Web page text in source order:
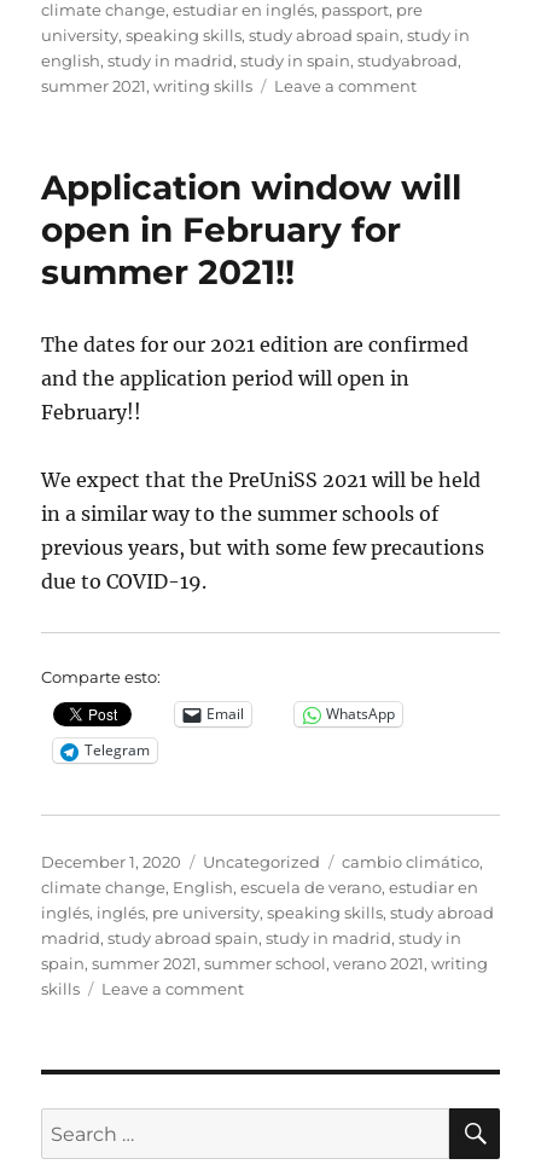
on
climate change,estudiar en inglés, passport, pre
university,speaking skills,study abroad spain,study in
english,study in madrid,study in spain,studyabroad,
summer 2021,writing skills Leave a commenton
for
Application window will
open in February for
summer 2021!!
The dates for our 2021 edition are confirmed
and the application period will open in
February!!
We expect that the PreUniSS 2021 will be held
in a similar way to the summer schools of
previous years, but with some few precautions
due to COVID-19.
Comparte esto:
Email
WhatsApp
Telegram
Posted
on
December 1, 2020 Categories
Uncategorized Tags
cambio climático,
climate change, English,escuela de verano,estudiar en
inglés, inglés, pre university,speaking skills,study abroad
madrid,study abroad spain,study in madrid,study in
spain,summer 2021,summer school,verano 2021,writing
skills
Leave a commenton
in
for
Search
for: